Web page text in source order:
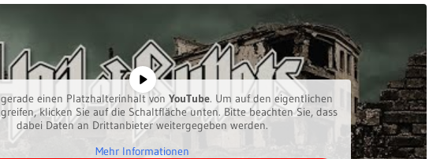
einen Platzhalterinhalt von YouTube. Um auf den eigentlichen
klicken Sie auf die Schaltfläche unten. Bitte beachten Sie, dass
dabei Daten an Drittanbieter weitergegeben werden.
Mehr Informationen